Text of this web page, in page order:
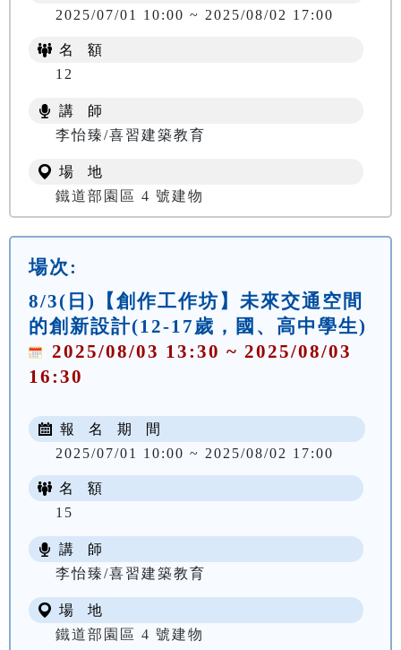
2025/07/01 10:00 ~ 2025/08/02 17:00
名 額
12
講 師
李怡臻/喜習建築教育
場 地
鐵道部園區 4 號建物
場次:
8/3(日)【創作工作坊】未來交通空間
的創新設計(12-17歲，國、高中學生)
2025/08/03 13:30 ~ 2025/08/03
16:30
報 名 期 間
2025/07/01 10:00 ~ 2025/08/02 17:00
名 額
15
講 師
李怡臻/喜習建築教育
場 地
鐵道部園區 4 號建物